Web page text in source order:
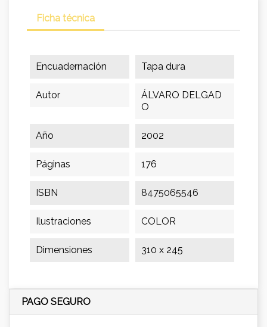
Ficha técnica
Encuadernación Tapa dura
Autor
ÁLVARO DELGAD
O
Año 2002
Páginas 176
ISBN 8475065546
Ilustraciones COLOR
Dimensiones 310 x 245
PAGO SEGURO